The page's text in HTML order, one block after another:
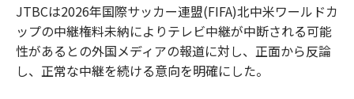
JTBCは2026年国際サッカー連盟(FIFA)北中米ワールドカ
ップの中継権料未納によりテレビ中継が中断される可能
性があるとの外国メディアの報道に対し、正面から反論
し、正常な中継を続ける意向を明確にした。